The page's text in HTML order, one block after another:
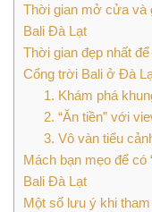
Thời gian mở cửa và
Bali Đà Lạt
Thời gian đẹp nhất
Cổng trời Bali ở Đà
1. Khám phá
2. “Ăn tiền” với
3. Vô vàn tiểu
Mách bạn mẹo để có
Bali Đà Lạt
Một số lưu ý khi